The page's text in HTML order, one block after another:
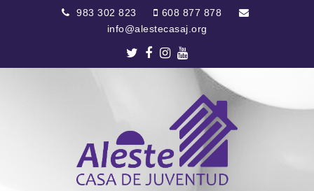
983 302 823
608 877 878
info@alestecasaj.org
Twitter
Facebook
Instagram
Youtube